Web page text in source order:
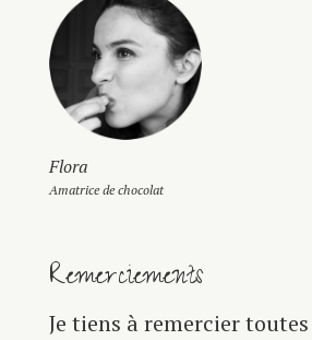
Flora
Amatrice de chocolat
Remerciements
Je tiens à remercier toutes